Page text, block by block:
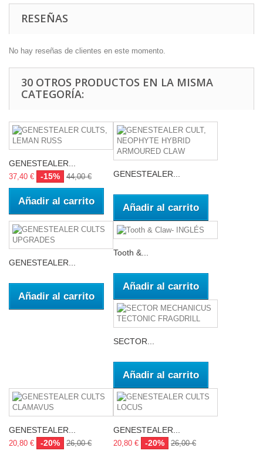
RESEÑAS
No hay reseñas de clientes en este momento.
30 OTROS PRODUCTOS EN LA MISMA
CATEGORÍA:
GENESTEALER...
37,40 € -15% 44,00 €
Añadir al carrito
GENESTEALER...
Añadir al carrito
GENESTEALER...
Añadir al carrito
Tooth &...
Añadir al carrito
SECTOR...
Añadir al carrito
GENESTEALER...
20,80 € -20% 26,00 €
GENESTEALER...
20,80 € -20% 26,00 €